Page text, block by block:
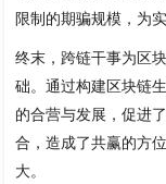
限制的期骗规模，为
终末，跨链干事为区
础。通过构建区块链
的合营与发展，促进
合，造成了共赢的方
大。